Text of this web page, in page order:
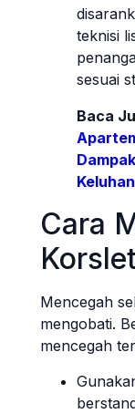
teknisi
sesuai
Baca
Cara
Mencegah
mengobati.
mencegah